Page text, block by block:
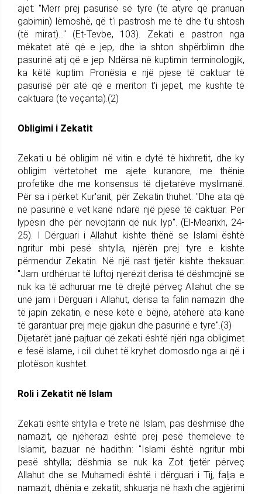
ajet: "Merr prej pasurisë së tyre (të atyre që pranuan
gabimin) lëmoshë, që t'i pastrosh me të dhe t'u shtosh
(të mirat)..." (Et-Tevbe, 103). Zekati e pastron nga
mëkatet atë që e jep, dhe ia shton shpërblimin dhe
pasurinë atij që e jep. Ndërsa në kuptimin terminologjik,
ka këtë kuptim: Pronësia e një pjese të caktuar të
pasurisë për atë që e meriton t'i jepet, me kushte të
caktuara (të veçanta).(2)
Obligimi i Zekatit
Zekati u bë obligim në vitin e dytë të hixhretit, dhe ky
obligim vërtetohet me ajete kuranore, me thënie
profetike dhe me konsensus të dijetarëve myslimanë.
Për sa i përket Kur'anit, për Zekatin thuhet: "Dhe ata që
në pasurinë e vet kanë ndarë një pjesë të caktuar. Për
lypësin dhe për nevojtarin që nuk lyp". (El-Mearixh, 24-
25). I Dërguari i Allahut kishte thënë se Islami është
ngritur mbi pesë shtylla, njërën prej tyre e kishte
përmendur Zekatin. Në një rast tjetër kishte theksuar:
"Jam urdhëruar të luftoj njerëzit derisa të dëshmojnë se
nuk ka të adhuruar me të drejtë përveç Allahut dhe se
unë jam i Dërguari i Allahut, derisa ta falin namazin dhe
të japin zekatin, e nëse këtë e bëjnë, atëherë ata kanë
të garantuar prej meje gjakun dhe pasurinë e tyre".(3)
Dijetarët janë pajtuar që zekati është njëri nga obligimet
e fesë islame, i cili duhet të kryhet domosdo nga ai që i
plotëson kushtet.
Roli i Zekatit në Islam
Zekati është shtylla e tretë në Islam, pas dëshmisë dhe
namazit, që njëherazi është prej pesë themeleve të
Islamit, bazuar në hadithin: "Islami është ngritur mbi
pesë shtylla; dëshmia se nuk ka Zot tjetër përveç
Allahut dhe se Muhamedi është i dërguari i Tij, falja e
namazit, dhënia e zekatit, shkuarja në haxh dhe agjërimi